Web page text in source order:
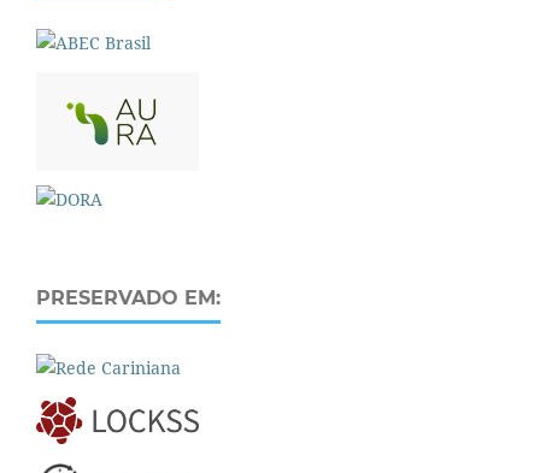
PRESERVADO EM: